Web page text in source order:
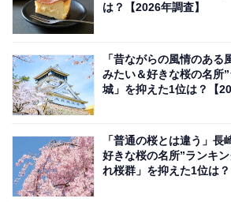
は？【2026年調査】
「昔ながらの風情のある
みたい＆好きな桜の名所
城」を抑えた1位は？【
「普通の桜とは違う」長
好きな桜の名所”ランキ
れ桜群」を抑えた1位は？